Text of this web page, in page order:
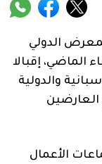
المغربي في الدورة الـ 42 للمعرض الدولي
الماضي، إقبالا
والدولية
الأعمال